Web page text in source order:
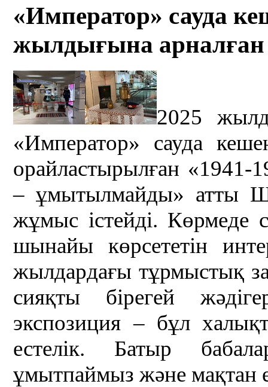
«Император» сауда
жылдығына арналған
2025
«Император» сауда
орайластырылған «1941-
– ұмытылмайды» атты
жұмыс істейді. Көрмеде
шынайы көрсететін
жылдардағы тұрмыстық
сияқты бірегей
экспозиция – бұл
естелік. Батыр
ұмытпаймыз және мақтан